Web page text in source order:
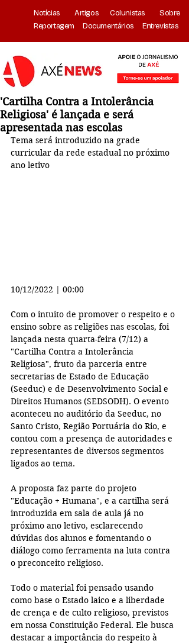
Notícias Artigos Colunistas
Sobre
Reportagem
Documentários Entrevistas
'Cartilha Contra a Intolerância
Religiosa' é lançada e será
apresentada nas escolas
Tema será introduzido na grade
curricular da rede estadual no próximo
ano letivo
10/12/2022 | 00:00
Com o intuito de promover o respeito e o
ensino sobre as religiões nas escolas, foi
lançada nesta quarta-feira (7/12) a
"Cartilha Contra a Intolerância
Religiosa", fruto da parceria entre
secretarias de Estado de Educação
(Seeduc) e de Desenvolvimento Social e
Direitos Humanos (SEDSODH). O evento
aconteceu no auditório da Seeduc, no
Santo Cristo, Região Portuária do Rio, e
contou com a presença de autoridades e
representantes de diversos segmentos
ligados ao tema.
A proposta faz parte do projeto
"Educação + Humana", e a cartilha será
introduzida em sala de aula já no
próximo ano letivo, esclarecendo
dúvidas dos alunos e fomentando o
diálogo como ferramenta na luta contra
o preconceito religioso.
Todo o material foi pensado usando
como base o Estado laico e a liberdade
de crença e de culto religioso, previstos
em nossa Constituição Federal. Ele busca
destacar a importância do respeito à